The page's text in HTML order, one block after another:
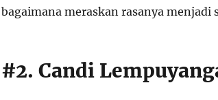
bagaimana meraskan rasanya menjadi
#2. Candi